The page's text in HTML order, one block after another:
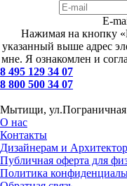
E-
Нажимая на кнопку
указанный выше адрес
мне. Я ознакомлен и
8 495 129 34 07
8 800 500 34 07
Мытищи, ул.Пограничная
О нас
Контакты
Дизайнерам и
Публичная оферта для
Политика